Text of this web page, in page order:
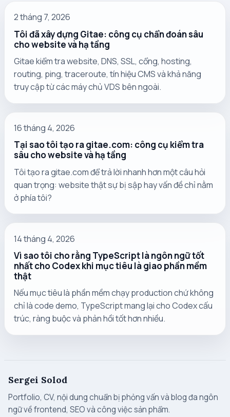
2 tháng 7, 2026
Tôi đã xây dựng Gitae: công cụ chẩn đoán sâu
cho website và hạ tầng
Gitae kiểm tra website, DNS, SSL, cổng, hosting,
routing, ping, traceroute, tín hiệu CMS và khả năng
truy cập từ các máy chủ VDS bên ngoài.
16 tháng 4, 2026
Tại sao tôi tạo ra gitae.com: công cụ kiểm tra
sâu cho website và hạ tầng
Tôi tạo ra gitae.com để trả lời nhanh hơn một câu hỏi
quan trọng: website thật sự bị sập hay vấn đề chỉ nằm
ở phía tôi?
14 tháng 4, 2026
Vì sao tôi cho rằng TypeScript là ngôn ngữ tốt
nhất cho Codex khi mục tiêu là giao phần mềm
thật
Nếu mục tiêu là phần mềm chạy production chứ không
chỉ là code demo, TypeScript mang lại cho Codex cấu
trúc, ràng buộc và phản hồi tốt hơn nhiều.
Sergei Solod
Portfolio, CV, nội dung chuẩn bị phỏng vấn và blog đa ngôn
ngữ về frontend, SEO và công việc sản phẩm.